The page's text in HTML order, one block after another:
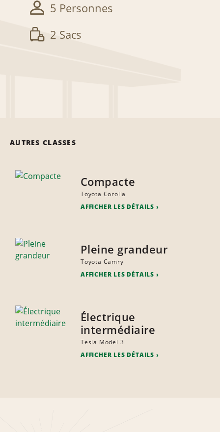
5 Personnes
2 Sacs
AUTRES CLASSES
Compacte
Toyota Corolla
AFFICHER LES DÉTAILS
Pleine grandeur
Toyota Camry
AFFICHER LES DÉTAILS
Électrique
intermédiaire
Tesla Model 3
AFFICHER LES DÉTAILS